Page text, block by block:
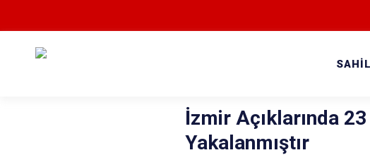
İzmir Açıklarında
Yakalanmıştır